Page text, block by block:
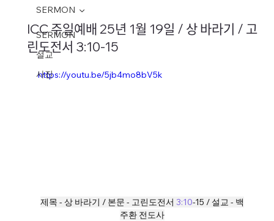
SERMON
설교
사진
SERMON
ICC 주일예배 25년 1월 19일 / 상 바라기 / 고
린도전서 3:10-15
https://youtu.be/5jb4mo8bV5k
제목 - 상 바라기 / 본문 - 고린도전서 3:10-15 / 설교 - 백
주환 전도사